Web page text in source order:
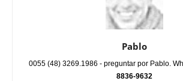
Pablo
0055 (48) 3269.1986 - preguntar por Pablo.
8836-9632